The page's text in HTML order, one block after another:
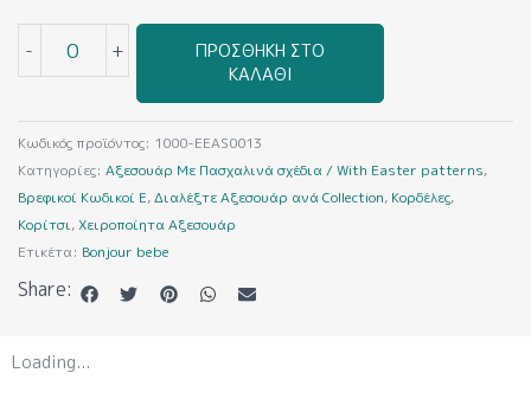
-
Κορδέλες
ποσότητα
+
ΠΡΟΣΘΉΚΗ ΣΤΟ
ΚΑΛΆΘΙ
Κωδικός προϊόντος: 1000-EEAS0013
Κατηγορίες: Αξεσουάρ Με Πασχαλινά σχέδια / With Easter patterns,
Βρεφικοί Κωδικοί E,Διαλέξτε Αξεσουάρ ανά Collection, Κορδέλες,
Κορίτσι,Χειροποίητα Αξεσουάρ
Ετικέτα: Bonjour bebe
Share:
Loading...